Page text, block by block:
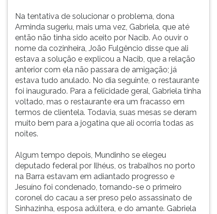
Na tentativa de solucionar o problema, dona
Arminda sugeriu, mais uma vez, Gabriela, que até
então não tinha sido aceito por Nacib. Ao ouvir o
nome da cozinheira, João Fulgêncio disse que ali
estava a solução e explicou a Nacib, que a relação
anterior com ela não passara de amigação; já
estava tudo anulado. No dia seguinte, o restaurante
foi inaugurado. Para a felicidade geral, Gabriela tinha
voltado, mas o restaurante era um fracasso em
termos de clientela. Todavia, suas mesas se deram
muito bem para a jogatina que ali ocorria todas as
noites.
Algum tempo depois, Mundinho se elegeu
deputado federal por Ilhéus, os trabalhos no porto
na Barra estavam em adiantado progresso e
Jesuíno foi condenado, tornando-se o primeiro
coronel do cacau a ser preso pelo assassinato de
Sinhazinha, esposa adúltera, e do amante. Gabriela